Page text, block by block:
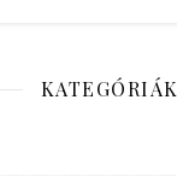
KATEGÓRIÁK